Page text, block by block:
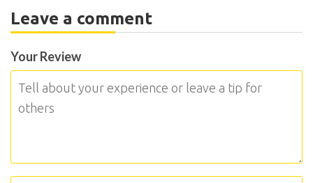
Leave a comment
Your Review